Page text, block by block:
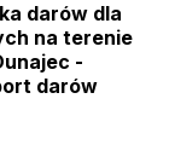
darów dla
na terenie
-
darów